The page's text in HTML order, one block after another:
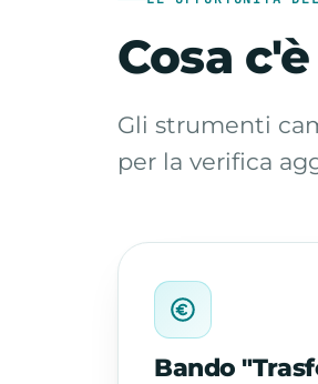
Cosa
Gli strumenti
per la verifica
Bando